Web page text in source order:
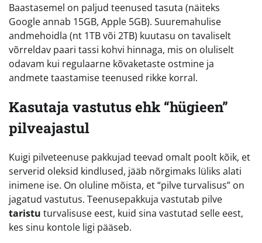
Baastasemel on paljud teenused tasuta (näiteks
Google annab 15GB, Apple 5GB). Suuremahulise
andmehoidla (nt 1TB või 2TB) kuutasu on tavaliselt
võrreldav paari tassi kohvi hinnaga, mis on oluliselt
odavam kui regulaarne kõvaketaste ostmine ja
andmete taastamise teenused rikke korral.
Kasutaja vastutus ehk “hügieen”
pilveajastul
Kuigi pilveteenuse pakkujad teevad omalt poolt kõik, et
serverid oleksid kindlused, jääb nõrgimaks lüliks alati
inimene ise. On oluline mõista, et “pilve turvalisus” on
jagatud vastutus. Teenusepakkuja vastutab pilve
taristu turvalisuse eest, kuid sina vastutad selle eest,
kes sinu kontole ligi pääseb.